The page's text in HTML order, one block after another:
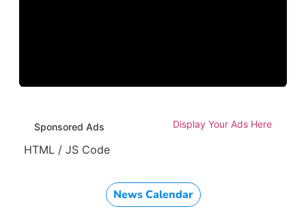
Sponsored Ads Display Your Ads Here
HTML / JS Code
News Calendar